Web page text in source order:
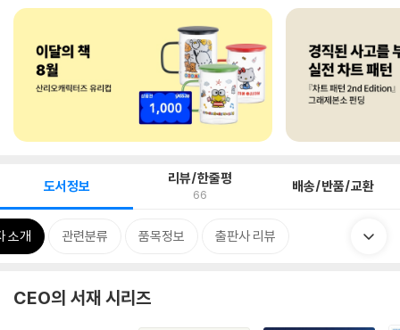
도서정보 리뷰/한줄평
66 배송/반품/교환
소개 관련분류 품목정보 출판사 리뷰
CEO의 서재 시리즈